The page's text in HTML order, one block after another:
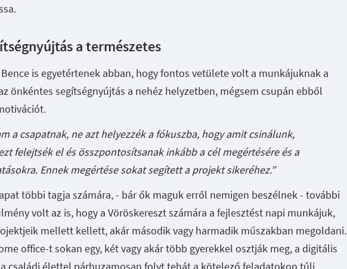
a természetes
is egyetértenek abban, hogy fontos vetülete volt a munkájuknak a
önkéntes segítségnyújtás a nehéz helyzetben, mégsem csupán ebből
a csapatnak, ne azt helyezzék a fókuszba, hogy amit csinálunk,
felejtsék el és összpontosítsanak inkább a cél megértésére és a
Ennek megértése sokat segített a projekt sikeréhez.”
többi tagja számára, - bár ők maguk erről nemigen beszélnek - további
volt az is, hogy a Vöröskereszt számára a fejlesztést napi munkájuk,
mellett kellett, akár második vagy harmadik műszakban megoldani.
office-t sokan egy, két vagy akár több gyerekkel osztják meg, a digitális